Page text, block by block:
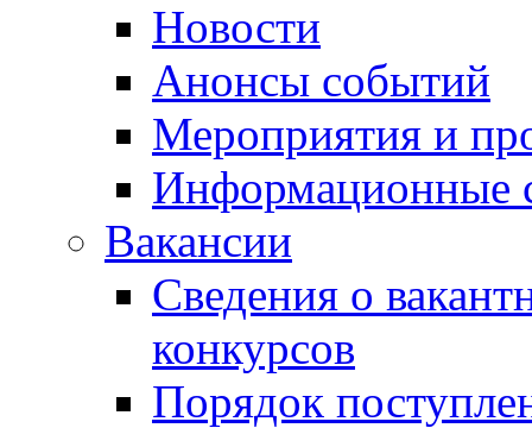
Новости
Анонсы событий
Мероприятия и
Информационные
Вакансии
Сведения о
конкурсов
Порядок